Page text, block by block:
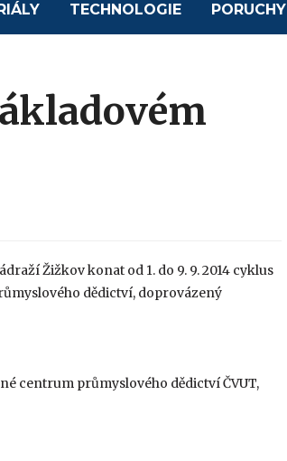
TECHNOLOGIE PORUCHY
Žižkov konat od 1. do 9. 9. 2014 cyklus
dědictví, doprovázený
centrum průmyslového dědictví ČVUT,